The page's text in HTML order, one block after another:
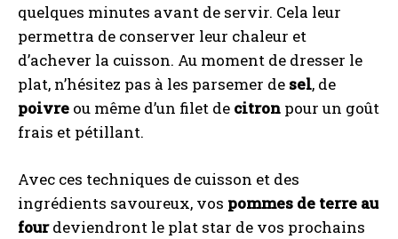
quelques minutes avant de servir. Cela leur
permettra de conserver leur chaleur et
d’achever la cuisson. Au moment de dresser le
plat, n’hésitez pas à les parsemer de sel, de
poivre ou même d’un filet de citron pour un goût
frais et pétillant.
Avec ces techniques de cuisson et des
ingrédients savoureux, vos pommes de terre au
fourdeviendront le plat star de vos prochains